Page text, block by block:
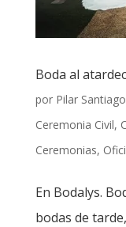
Boda al
por Pilar Santiago
Ceremonia Civil,
Ceremonias,
En Bodalys.
bodas de